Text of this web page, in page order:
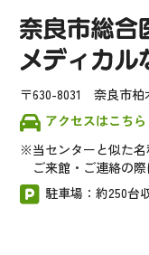
〒630-8031 奈良市柏
アクセスはこちら
当センターと似た名
ご来館・ご連絡の際
駐車場：約250台